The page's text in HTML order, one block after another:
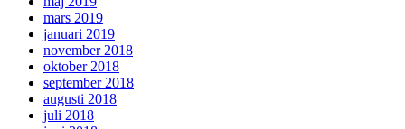
mars 2019
januari 2019
november 2018
oktober 2018
september 2018
augusti 2018
juli 2018